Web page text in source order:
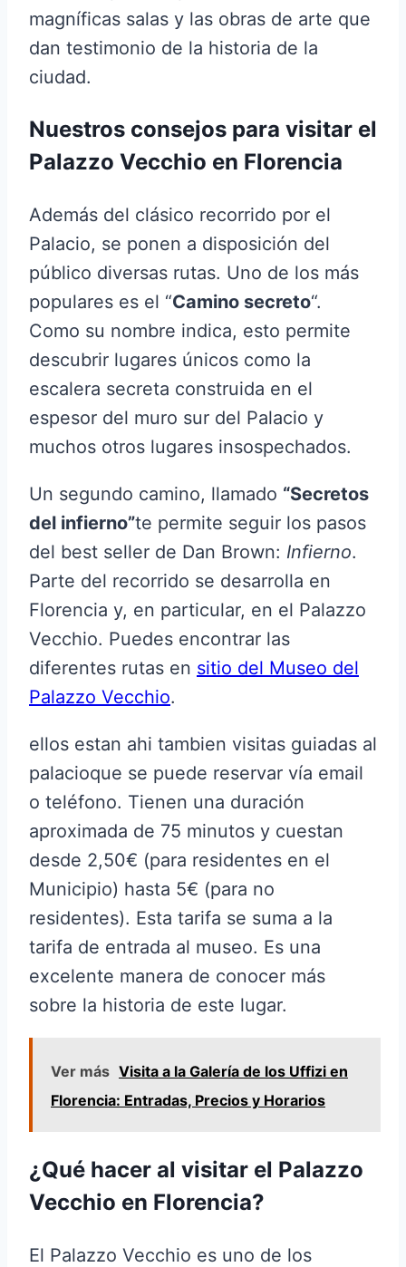
magníficas salas y las obras de arte que
dan testimonio de la historia de la
ciudad.
Nuestros consejos para visitar el
Palazzo Vecchio en Florencia
Además del clásico recorrido por el
Palacio, se ponen a disposición del
público diversas rutas. Uno de los más
populares es el “Camino secreto“.
Como su nombre indica, esto permite
descubrir lugares únicos como la
escalera secreta construida en el
espesor del muro sur del Palacio y
muchos otros lugares insospechados.
Un segundo camino, llamado “Secretos
del infierno”te permite seguir los pasos
del best seller de Dan Brown: Infierno.
Parte del recorrido se desarrolla en
Florencia y, en particular, en el Palazzo
Vecchio. Puedes encontrar las
diferentes rutas en sitio del Museo del
Palazzo Vecchio.
ellos estan ahi tambien visitas guiadas al
palacioque se puede reservar vía email
o teléfono. Tienen una duración
aproximada de 75 minutos y cuestan
desde 2,50€ (para residentes en el
Municipio) hasta 5€ (para no
residentes). Esta tarifa se suma a la
tarifa de entrada al museo. Es una
excelente manera de conocer más
sobre la historia de este lugar.
Ver más Visita a la Galería de los Uffizi en
Florencia: Entradas, Precios y Horarios
¿Qué hacer al visitar el Palazzo
Vecchio en Florencia?
El Palazzo Vecchio es uno de los